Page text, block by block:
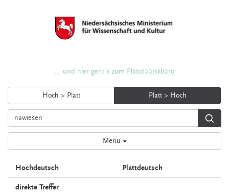
... und hier geht's zum Plattdüütskbüro
Hoch > Platt Platt > Hoch
Menü
Hochdeutsch Plattdeutsch
direkte Treffer